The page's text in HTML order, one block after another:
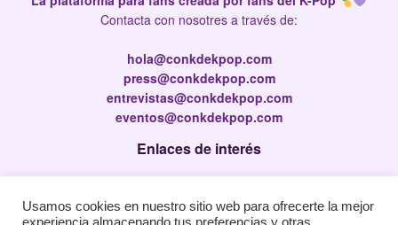
Contacta con nosotres a través de:
hola@conkdekpop.com
press@conkdekpop.com
entrevistas@conkdekpop.com
eventos@conkdekpop.com
Enlaces de interés
Política de privacidad
Usamos cookies en nuestro sitio web para ofrecerte la mejor